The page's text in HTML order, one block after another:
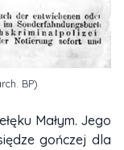
BP)
Małym. Jego
gończej dla